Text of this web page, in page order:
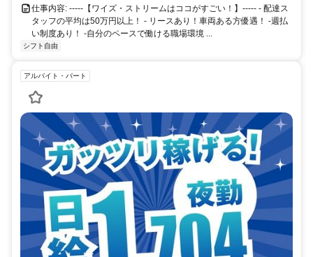
仕事内容: -----【ワイズ・ストリームはココがすごい！】----- - 配達ス
タッフの平均は50万円以上！ - リースあり！車両ある方優遇！ -週払
い制度あり！ -自分のペースで働ける職場環境 ...
シフト自由
アルバイト・パート